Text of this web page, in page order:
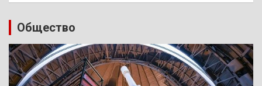
Общество